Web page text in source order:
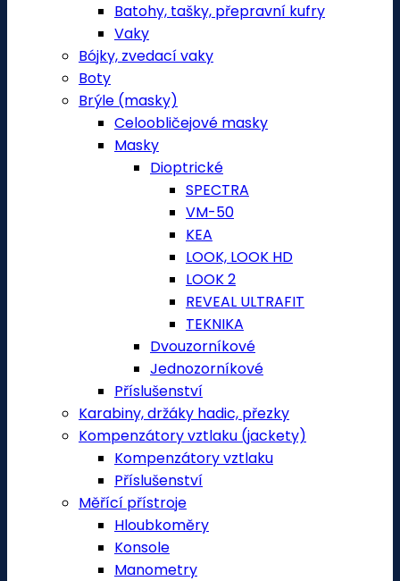
Batohy, tašky, přepravní kufry
Vaky
Bójky, zvedací vaky
Boty
Brýle (masky)
Celoobličejové masky
Masky
Dioptrické
SPECTRA
VM-50
KEA
LOOK, LOOK HD
LOOK 2
REVEAL ULTRAFIT
TEKNIKA
Dvouzorníkové
Jednozorníkové
Příslušenství
Karabiny, držáky hadic, přezky
Kompenzátory vztlaku (jackety)
Kompenzátory vztlaku
Příslušenství
Měřící přístroje
Hloubkoměry
Konsole
Manometry